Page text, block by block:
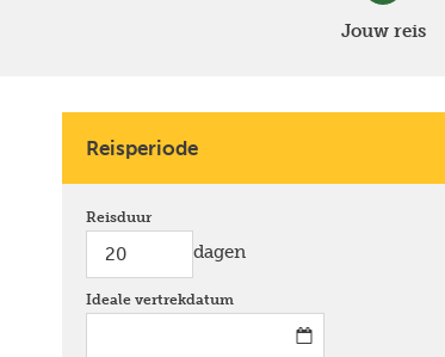
Jouw reis
Reisperiode
Reisduur
dagen
Ideale vertrekdatum